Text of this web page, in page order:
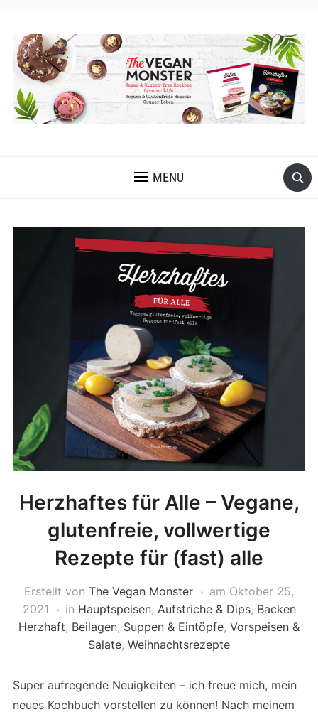
MENU
Herzhaftes für Alle – Vegane,
glutenfreie, vollwertige
Rezepte für (fast) alle
Erstellt von The Vegan Monster am Oktober 25,
2021
in Hauptspeisen, Aufstriche & Dips, Backen
Herzhaft, Beilagen, Suppen & Eintöpfe, Vorspeisen &
Salate, Weihnachtsrezepte
Super aufregende Neuigkeiten – ich freue mich, mein
neues Kochbuch vorstellen zu können! Nach meinem